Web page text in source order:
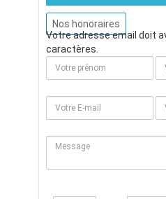
Nos honoraires
Votre adresse email doit
caractères.